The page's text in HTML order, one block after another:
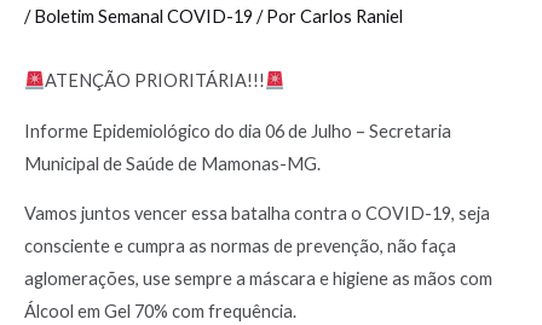
/Boletim Semanal COVID-19 / PorCarlos Raniel
ATENÇÃO PRIORITÁRIA!!!
Informe Epidemiológico do dia 06 de Julho – Secretaria
Municipal de Saúde de Mamonas-MG.
Vamos juntos vencer essa batalha contra o COVID-19, seja
consciente e cumpra as normas de prevenção, não faça
aglomerações, use sempre a máscara e higiene as mãos com
Álcool em Gel 70% com frequência.